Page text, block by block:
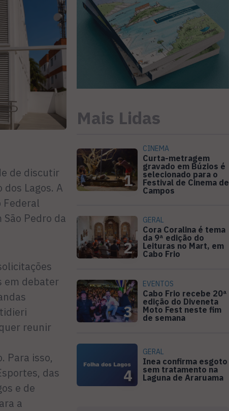
de discutir
Lagos. A
Federal
Pedro da
em debater
reunir
Para isso,
das
e de
a
Mais Lidas
1
CINEMA
Curta-metragem
gravado em Búzios é
selecionado para o
Festival de Cinema de
Campos
2
GERAL
Cora Coralina é tema
da 9ª edição do
Leituras no Mart, em
Cabo Frio
3
EVENTOS
Cabo Frio recebe 20ª
edição do Diveneta
Moto Fest neste fim
de semana
4
GERAL
Inea confirma esgoto
sem tratamento na
Laguna de Araruama